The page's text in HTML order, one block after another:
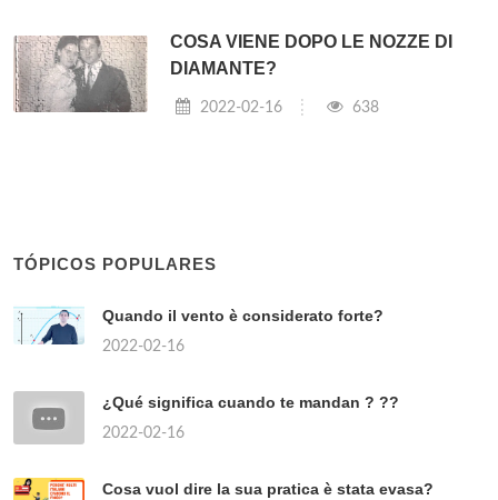
COSA VIENE DOPO LE NOZZE DI
DIAMANTE?
2022-02-16 638
TÓPICOS POPULARES
Quando il vento è considerato forte?
2022-02-16
¿Qué significa cuando te mandan ? ??
2022-02-16
Cosa vuol dire la sua pratica è stata evasa?